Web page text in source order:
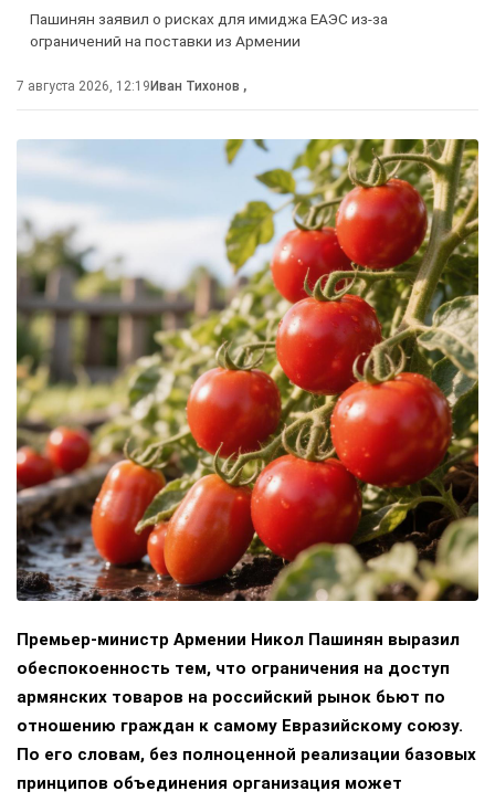
Пашинян заявил о рисках для имиджа ЕАЭС из-за
ограничений на поставки из Армении
7 августа 2026, 12:19 Иван Тихонов ,
Премьер-министр Армении Никол Пашинян выразил
обеспокоенность тем, что ограничения на доступ
армянских товаров на российский рынок бьют по
отношению граждан к самому Евразийскому союзу.
По его словам, без полноценной реализации базовых
принципов объединения организация может